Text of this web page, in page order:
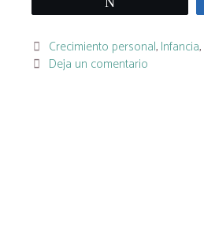
Categorías
Crecimiento personal, Infancia,
Deja un comentario